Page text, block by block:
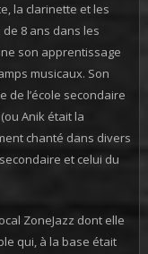
la clarinette et les
8 ans dans les
son apprentissage
musicaux. Son
de l’école secondaire
Anik était la
chanté dans divers
et celui du
ZoneJazz dont elle
qui, à la base était